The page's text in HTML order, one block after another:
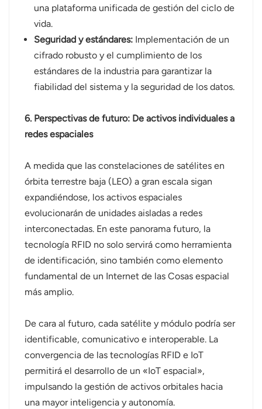
una plataforma unificada de gestión del ciclo de
vida.
Seguridad y estándares: Implementación de un
cifrado robusto y el cumplimiento de los
estándares de la industria para garantizar la
fiabilidad del sistema y la seguridad de los datos.
6. Perspectivas de futuro: De activos individuales a
redes espaciales
A medida que las constelaciones de satélites en
órbita terrestre baja (LEO) a gran escala sigan
expandiéndose, los activos espaciales
evolucionarán de unidades aisladas a redes
interconectadas. En este panorama futuro, la
tecnología RFID no solo servirá como herramienta
de identificación, sino también como elemento
fundamental de un Internet de las Cosas espacial
más amplio.
De cara al futuro, cada satélite y módulo podría ser
identificable, comunicativo e interoperable. La
convergencia de las tecnologías RFID e IoT
permitirá el desarrollo de un «IoT espacial»,
impulsando la gestión de activos orbitales hacia
una mayor inteligencia y autonomía.